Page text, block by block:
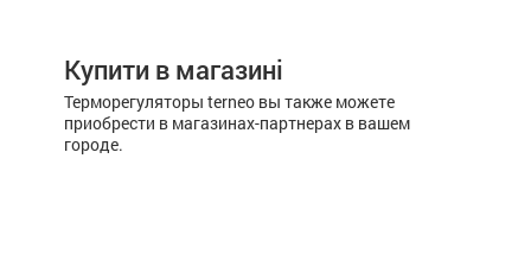
Купити в магазині
Терморегуляторы terneo вы также можете
приобрести в магазинах-партнерах в вашем
городе.